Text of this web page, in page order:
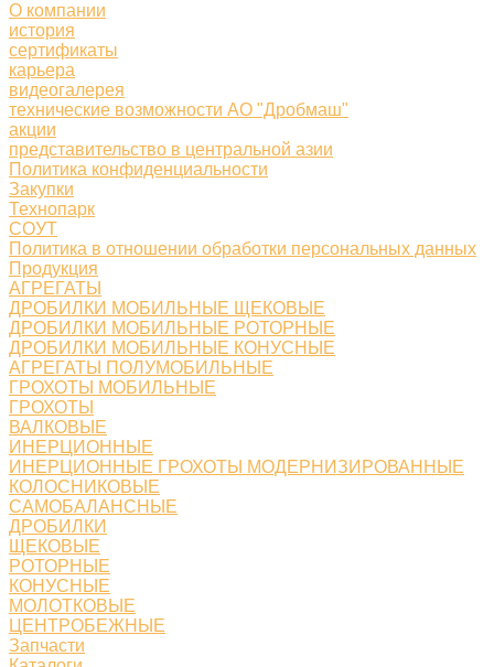
О компании
история
сертификаты
карьера
видеогалерея
технические возможности АО "Дробмаш"
акции
представительство в центральной азии
Политика конфиденциальности
Закупки
Технопарк
СОУТ
Политика в отношении обработки персональных данных
Продукция
АГРЕГАТЫ
ДРОБИЛКИ МОБИЛЬНЫЕ ЩЕКОВЫЕ
ДРОБИЛКИ МОБИЛЬНЫЕ РОТОРНЫЕ
ДРОБИЛКИ МОБИЛЬНЫЕ КОНУСНЫЕ
АГРЕГАТЫ ПОЛУМОБИЛЬНЫЕ
ГРОХОТЫ МОБИЛЬНЫЕ
ГРОХОТЫ
ВАЛКОВЫЕ
ИНЕРЦИОННЫЕ
ИНЕРЦИОННЫЕ ГРОХОТЫ МОДЕРНИЗИРОВАННЫЕ
КОЛОСНИКОВЫЕ
САМОБАЛАНСНЫЕ
ДРОБИЛКИ
ЩЕКОВЫЕ
РОТОРНЫЕ
КОНУСНЫЕ
МОЛОТКОВЫЕ
ЦЕНТРОБЕЖНЫЕ
Запчасти